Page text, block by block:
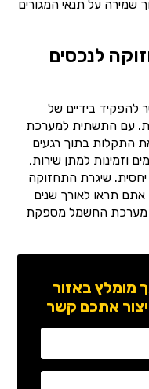
שמירה על תנאי המגורים
לנכסים
להפקיד בידיים של
עם התשתית למערכת
התקלות בתוך רגעים
וזמינות למתן שירות,
יחסית. שיגרת התחזוקה
תראו לאורך שנים
מערכת החשמל מספקת
מומלץ באזור
אתכם קשר